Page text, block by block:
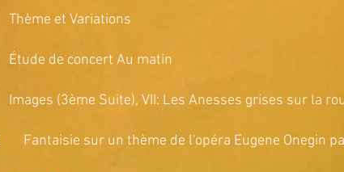
et Variations
concert Au matin
Suite), VII: Les Anesses grises sur la
Fantaisie sur un thème de l'opéra Eugene Onegin